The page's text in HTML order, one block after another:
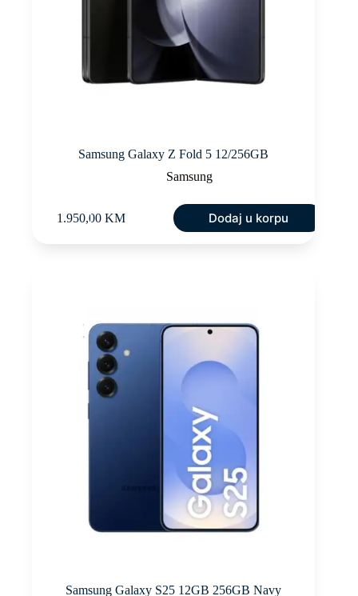
Samsung Galaxy Z Fold 5 12/256GB
Samsung
1.950,00 KM Dodaj u korpu
Samsung Galaxy S25 12GB 256GB Navy